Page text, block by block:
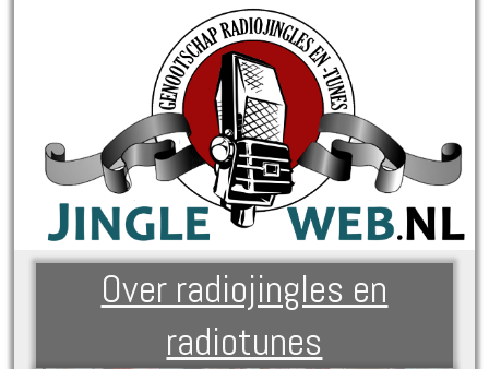
Over radiojingles en
radiotunes